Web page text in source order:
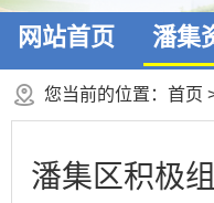
网站首页 潘集
您当前的位置： 首页
潘集区积极